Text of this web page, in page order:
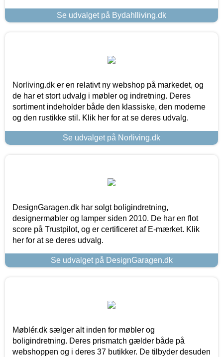
Se udvalget på Bydahlliving.dk
Norliving.dk er en relativt ny webshop på markedet, og
de har et stort udvalg i møbler og indretning. Deres
sortiment indeholder både den klassiske, den moderne
og den rustikke stil. Klik her for at se deres udvalg.
Se udvalget på Norliving.dk
DesignGaragen.dk har solgt boligindretning,
designermøbler og lamper siden 2010. De har en flot
score på Trustpilot, og er certificeret af E-mærket. Klik
her for at se deres udvalg.
Se udvalget på DesignGaragen.dk
Møblér.dk sælger alt inden for møbler og
boligindretning. Deres prismatch gælder både på
webshoppen og i deres 37 butikker. De tilbyder desuden